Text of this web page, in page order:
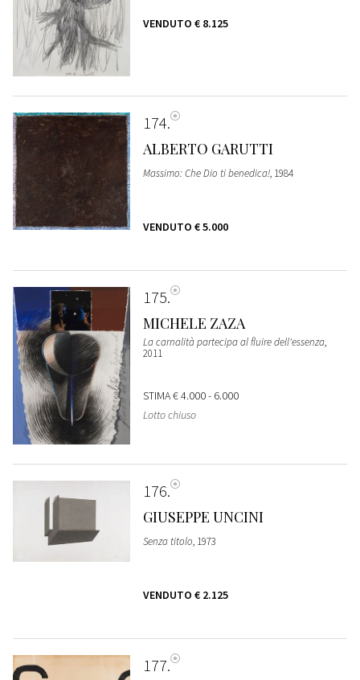
VENDUTO € 8.125
174
ALBERTO GARUTTI
Massimo: Che Dio ti benedica!, 1984
VENDUTO € 5.000
175
MICHELE ZAZA
La carnalità partecipa al fluire dell'essenza,
2011
STIMA€ 4.000 - 6.000
Lotto chiuso
176
GIUSEPPE UNCINI
Senza titolo, 1973
VENDUTO € 2.125
177